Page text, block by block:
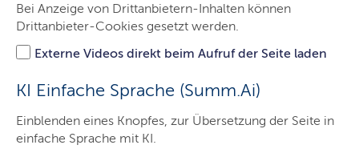
Bei Anzeige von Drittanbietern-Inhalten können
Drittanbieter-Cookies gesetzt werden.
Externe Videos direkt beim Aufruf der Seite laden
KI Einfache Sprache (Summ.Ai)
Einblenden eines Knopfes, zur Übersetzung der Seite in
einfache Sprache mit KI.
Bei einer Pressekonferenz in Kiel haben Björn
Felder (Handwerk Schleswig-Holstein),